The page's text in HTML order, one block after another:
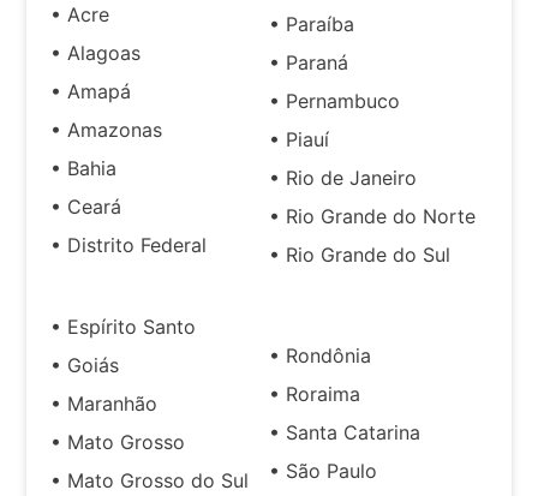
• Acre
• Alagoas
• Amapá
• Amazonas
• Bahia
• Ceará
• Distrito Federal
• Espírito Santo
• Goiás
• Maranhão
• Mato Grosso
• Mato Grosso do Sul
• Paraíba
• Paraná
• Pernambuco
• Piauí
• Rio de Janeiro
• Rio Grande do Norte
• Rio Grande do Sul
• Rondônia
• Roraima
• Santa Catarina
• São Paulo